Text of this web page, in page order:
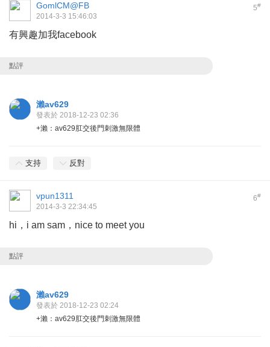
5#
GomlCM@FB
2014-3-3 15:46:03
有興趣加我facebook
點評
瀨av629
發表於 2018-12-23 02:36
+瀨：av629肛交後門刺激無限體
支持 反對
6#
vpun1311
2014-3-3 22:34:45
hi，i am sam，nice to meet you
點評
瀨av629
發表於 2018-12-23 02:24
+瀨：av629肛交後門刺激無限體